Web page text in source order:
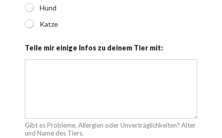
Hund
Katze
Teile mir einige Infos zu deinem Tier mit:
Gibt es Probleme, Allergien oder Unverträglichkeiten? Alter
und Name des Tiers.